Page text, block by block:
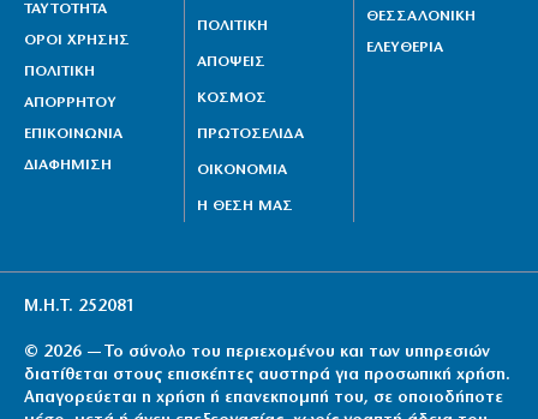
ΤΑΥΤΟΤΗΤΑ
ΟΡΟΙ ΧΡΗΣΗΣ
ΠΟΛΙΤΙΚΗ
ΑΠΟΡΡΗΤΟΥ
ΕΠΙΚΟΙΝΩΝΙΑ
ΔΙΑΦΗΜΙΣΗ
ΠΟΛΙΤΙΚΗ
ΑΠΟΨΕΙΣ
ΚΟΣΜΟΣ
ΠΡΩΤΟΣΕΛΙΔΑ
ΟΙΚΟΝΟΜΙΑ
Η ΘΕΣΗ ΜΑΣ
ΘΕΣΣΑΛΟΝΙΚΗ
ΕΛΕΥΘΕΡΙΑ
Μ.Η.Τ. 252081
© 2026 — Το σύνολο του περιεχομένου και των υπηρεσιών
διατίθεται στους επισκέπτες αυστηρά για προσωπική χρήση.
Απαγορεύεται η χρήση ή επανεκπομπή του, σε οποιοδήποτε